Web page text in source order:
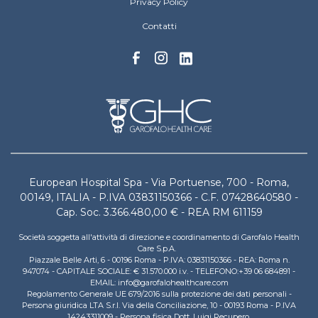
Contatti
European Hospital Spa - Via Portuense, 700 - Roma,
00149, ITALIA - P.IVA 03831150366 - C.F. 07428640580 -
Cap. Soc. 3.366.480,00 € - REA RM 611159
Società soggetta all'attività di direzione e coordinamento di Garofalo Health
Care S.p.A.
Piazzale Belle Arti, 6 - 00196 Roma - P.IVA: 03831150366 - REA: Roma n.
947074 - CAPITALE SOCIALE: € 31.570.000 i.v. - TELEFONO:+39 06 684891 -
EMAIL: info@garofalohealthcare.com
Regolamento Generale UE 679/2016 sulla protezione dei dati personali -
Persona giuridica LTA S.r.l. Via della Conciliazione, 10 - 00193 Roma - P.IVA